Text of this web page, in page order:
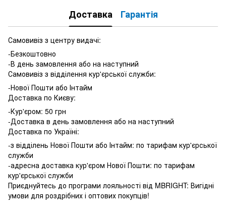
Доставка Гарантія
Самовивіз з центру видачі:
-Безкоштовно
-В день замовлення або на наступний
Самовивіз з відділення кур'єрської служби:
-Нової Пошти або Інтайм
Доставка по Києву:
-Кур'єром: 50 грн
-Доставка в день замовлення або на наступний
Доставка по Україні:
-з відділень Нової Пошти або Інтайм: по тарифам кур'єрської
служби
-адресна доставка кур'єром Нової Пошти: по тарифам
кур'єрської служби
Приєднуйтесь до програми лояльності від MBRIGHT: Вигідні
умови для роздрібних і оптових покупців!